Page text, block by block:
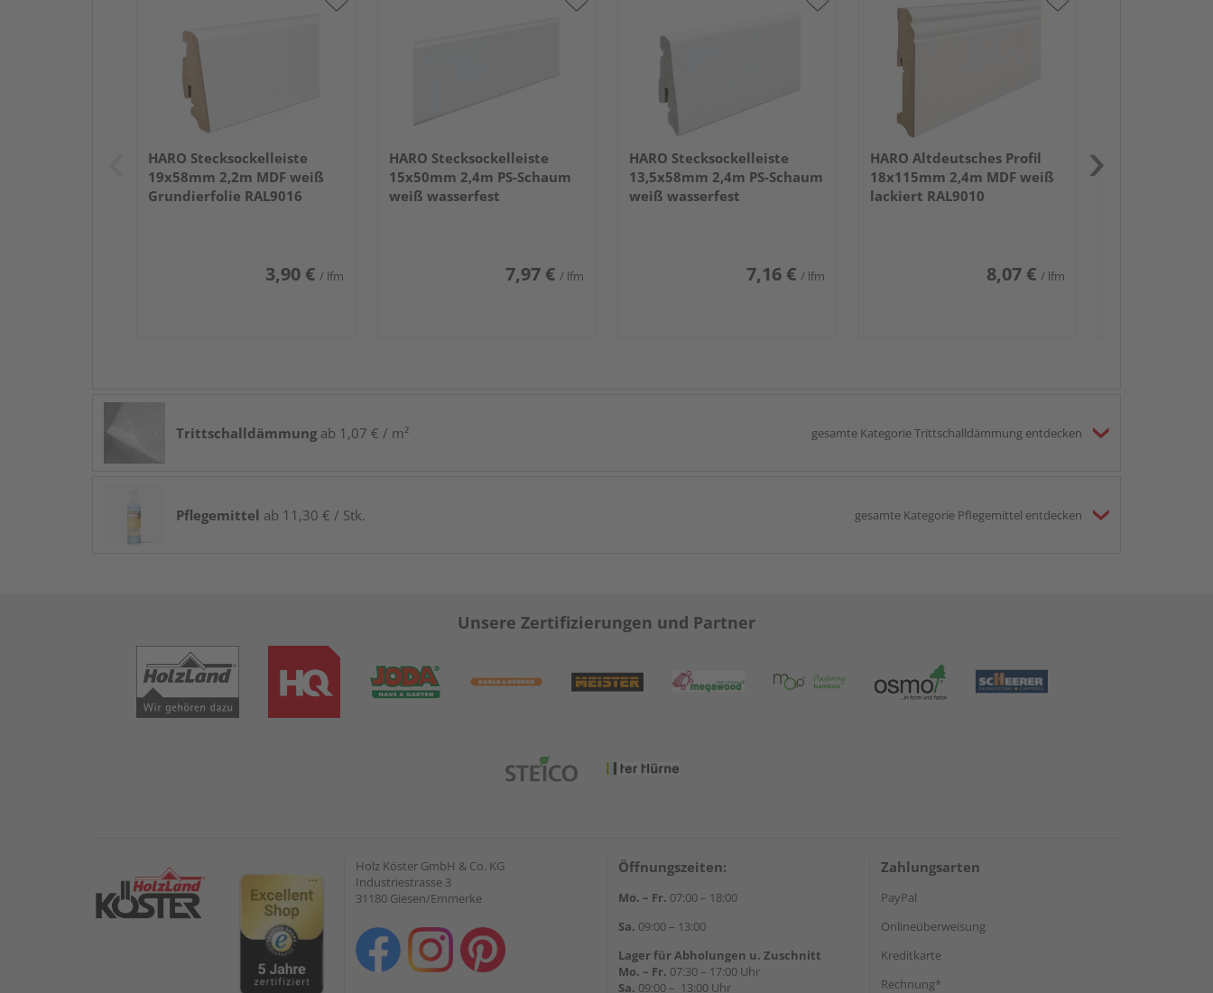
HARO Stecksockelleiste
19x58mm 2,2m MDF weiß
Grundierfolie RAL9016
3,90 € / lfm
HARO Stecksockelleiste
15x50mm 2,4m PS-Schaum
weiß wasserfest
7,97 € / lfm
HARO Stecksockelleiste
13,5x58mm 2,4m PS-Schaum
weiß wasserfest
7,16 € / lfm
HARO Altdeutsches Profil
18x115mm 2,4m MDF weiß
lackiert RAL9010
8,07 € / lfm
Trittschalldämmung ab 1,07 € / m² gesamte Kategorie Trittschalldämmung entdecken
Pflegemittel ab 11,30 € / Stk. gesamte Kategorie Pflegemittel entdecken
Unsere Zertifizierungen und Partner
Holz Köster GmbH & Co. KG
Industriestrasse 3
31180 Giesen/Emmerke
Öffnungszeiten:
Mo. – Fr. 07:00 – 18:00
Sa. 09:00 – 13:00
Lager für Abholungen u. Zuschnitt
Mo. – Fr. 07:30 – 17:00 Uhr
Sa. 09:00 – 13:00 Uhr
Zahlungsarten
PayPal
Onlineüberweisung
Kreditkarte
Rechnung*